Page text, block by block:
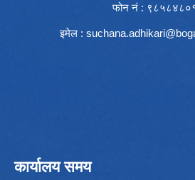
फोन नं :
इमेल :
कार्यालय समय